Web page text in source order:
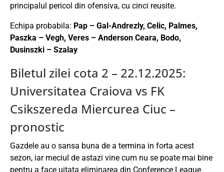
principalul pericol din ofensiva, cu cinci reusite.
Echipa probabila: Pap – Gal-Andrezly, Celic, Palmes,
Paszka – Vegh, Veres – Anderson Ceara, Bodo,
Dusinszki – Szalay
Biletul zilei cota 2 – 22.12.2025:
Universitatea Craiova vs FK
Csikszereda Miercurea Ciuc –
pronostic
Gazdele au o sansa buna de a termina in forta acest
sezon, iar meciul de astazi vine cum nu se poate mai bine
pentru a face uitata eliminarea din Conference League.